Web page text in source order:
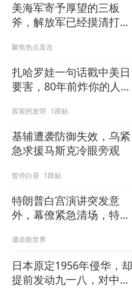
美海军寄予厚望的三板
斧，解放军已经摸清打
聚焦热点直击
扎哈罗娃一句话戳中美日
要害，80年前炸你的人，
宸宸的发明 1跟贴
基辅遭袭防御失效，乌紧
急求援马斯克冷眼旁观
暂停白昼 1跟贴
特朗普白宫演讲突发意
外，幕僚紧急清场，特朗
遨游新世界
日本原定1956年侵华，却
提前发动九一八，对中国